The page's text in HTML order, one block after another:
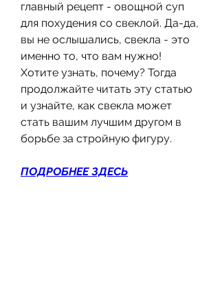
главный рецепт - овощной суп
для похудения со свеклой. Да-да,
вы не ослышались, свекла - это
именно то, что вам нужно!
Хотите узнать, почему? Тогда
продолжайте читать эту статью
и узнайте, как свекла может
стать вашим лучшим другом в
борьбе за стройную фигуру.
ПОДРОБНЕЕ ЗДЕСЬ